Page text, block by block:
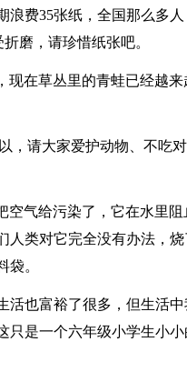
浪费35张纸，全国那么多
磨，请珍惜纸张吧。
在草丛里的青蛙已经越来
，请大家爱护动物、不吃
空气给污染了，它在水里阻
人类对它完全没有办法，
。
活也富裕了很多，但生活
只是一个六年级小学生小